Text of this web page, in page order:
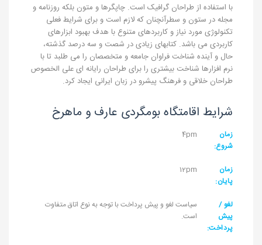
با استفاده از طراحان گرافیک است. چاپگرها و متون بلکه روزنامه و
مجله در ستون و سطرآنچنان که لازم است و برای شرایط فعلی
تکنولوژی مورد نیاز و کاربردهای متنوع با هدف بهبود ابزارهای
کاربردی می باشد. کتابهای زیادی در شصت و سه درصد گذشته،
حال و آینده شناخت فراوان جامعه و متخصصان را می طلبد تا با
نرم افزارها شناخت بیشتری را برای طراحان رایانه ای علی الخصوص
طراحان خلاقی و فرهنگ پیشرو در زبان ایرانی ایجاد کرد.
شرایط اقامتگاه بومگردی عارف و ماهرخ
زمان
شروع:
4pm
زمان
پایان:
12pm
لغو /
پیش
پرداخت:
سیاست لغو و پیش پرداخت با توجه به نوع اتاق متفاوت
است.